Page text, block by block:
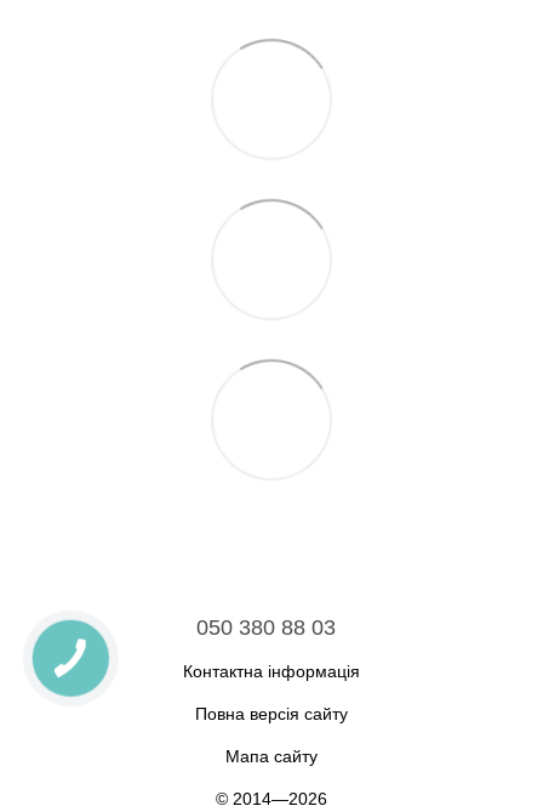
050 380 88 03
Контактна інформація
Повна версія сайту
Мапа сайту
© 2014—2026